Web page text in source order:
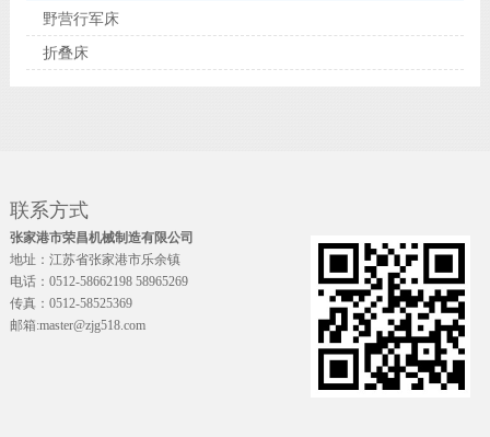
野营行军床
折叠床
联系方式
张家港市荣昌机械制造有限公司
地址：江苏省张家港市乐余镇
电话：0512-58662198 58965269
传真：0512-58525369
邮箱:master@zjg518.com